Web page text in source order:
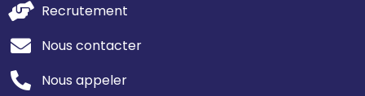
Recrutement
Nous contacter
Nous appeler